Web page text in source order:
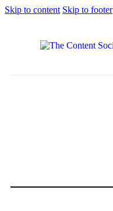
Skip to content Skip to footer